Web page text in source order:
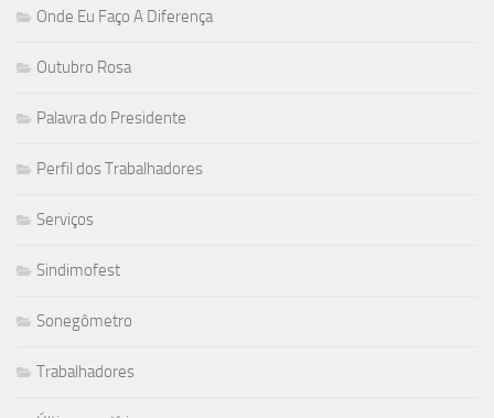
Onde Eu Faço A Diferença
Outubro Rosa
Palavra do Presidente
Perfil dos Trabalhadores
Serviços
Sindimofest
Sonegômetro
Trabalhadores